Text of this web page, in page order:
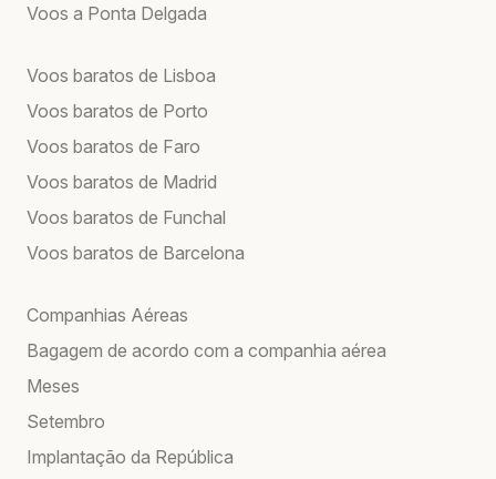
Voos a Ponta Delgada
Voos baratos de Lisboa
Voos baratos de Porto
Voos baratos de Faro
Voos baratos de Madrid
Voos baratos de Funchal
Voos baratos de Barcelona
Companhias Aéreas
Bagagem de acordo com a companhia aérea
Meses
Setembro
Implantação da República